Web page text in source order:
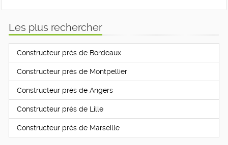
Les plus rechercher
Constructeur près de Bordeaux
Constructeur près de Montpellier
Constructeur près de Angers
Constructeur près de Lille
Constructeur près de Marseille